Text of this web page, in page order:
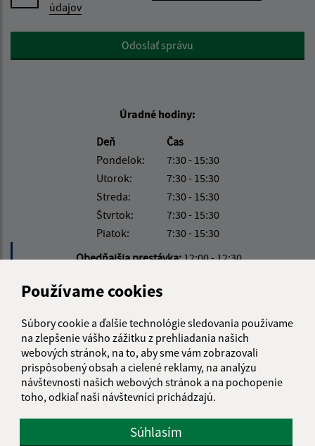
Používame cookies
Súbory cookie a ďalšie technológie sledovania používame
na zlepšenie vášho zážitku z prehliadania našich
webových stránok, na to, aby sme vám zobrazovali
prispôsobený obsah a cielené reklamy, na analýzu
návštevnosti našich webových stránok a na pochopenie
toho, odkiaľ naši návštevníci prichádzajú.
Súhlasím
údajov
Google reCaptcha ResponseOdoslať správu
Úradné hodiny:
Deň
Čas
Pondelok:
7:30 - 15:30
Utorok:
7:30 - 15:30
Streda:
7:30 - 15:30
Štvrtok:
7:30 - 15:30
Piatok:
7:30 - 15:30
Obedňajšia prestávka:12:00 - 12:30
Obecný úrad Vyšný Hrušov
Vyšný Hrušov 128
067 32 Vyšný Hrušov
starosta@vysnyhrusov.sk
IČO: 00323799